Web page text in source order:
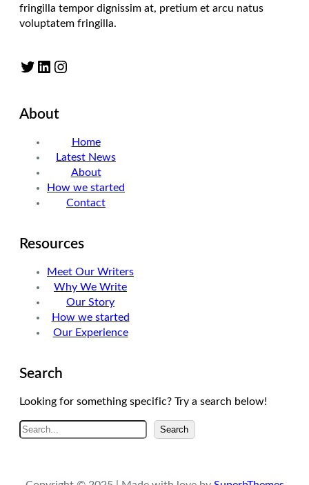
fringilla tempor dignissim at, pretium et arcu natus
voluptatem fringilla.
Twitter LinkedIn Instagram
About
Home
Latest News
About
How we started
Contact
Resources
Meet Our Writers
Why We Write
Our Story
How we started
Our Experience
Search
Looking for something specific? Try a search below!
A
r
Search